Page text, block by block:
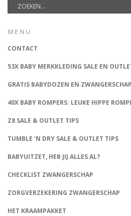
MENU
CONTACT
53X BABY MERKKLEDING SALE EN
GRATIS BABYDOZEN EN
40X BABY ROMPERS: LEUKE HIPPE
Z8 SALE & OUTLET TIPS
TUMBLE ‘N DRY SALE & OUTLET TIPS
BABYUITZET, HEB JIJ ALLES AL?
CHECKLIST ZWANGERSCHAP
ZORGVERZEKERING ZWANGERSCHAP
HET KRAAMPAKKET